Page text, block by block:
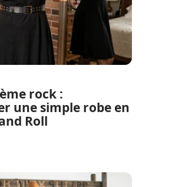
rock :
une simple robe en
Roll